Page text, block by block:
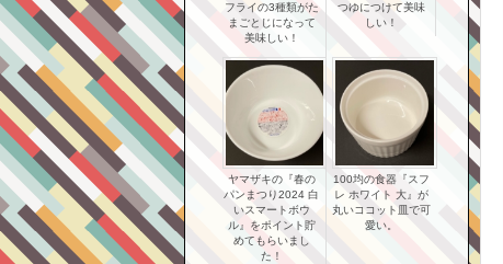
フライの3種類がた
まごとじになって
美味しい！
つゆにつけて美味
しい！
ヤマザキの『春の
パンまつり2024 白
いスマートボウ
ル』をポイント貯
めてもらいまし
た！
100均の食器『スフ
レ ホワイト 大』が
丸いココット皿で可
愛い。